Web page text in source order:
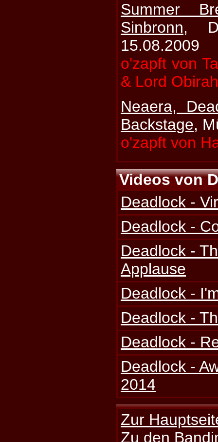
Summer
Sinbronn,
15.08.2009
o'zapft von
& Lord
Neaera,
Backstage,
o'zapft von
Videos von
Deadlock -
Deadlock -
Deadlock -
Applause
Deadlock -
Deadlock -
Deadlock -
Deadlock -
2014
Zur
Zu den